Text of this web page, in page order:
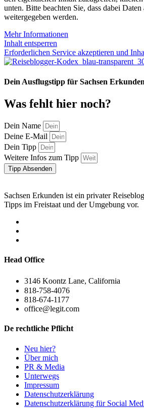
unten. Bitte beachten Sie, dass dabei
weitergegeben werden.
Mehr Informationen
Inhalt entsperren
Erforderlichen Service akzeptieren und
Dein Ausflugstipp für Sachsen Erkunden
Was fehlt hier noch?
Dein Name
Deine E-Mail
Dein Tipp
Weitere Infos zum Tipp
Tipp Absenden
Sachsen Erkunden ist ein privater
Tipps im Freistaat und der Umgebung vor.
Head Office
3146 Koontz Lane, California
818-758-4076
818-674-1177
office@legit.com
De rechtliche Pflicht
Neu hier?
Über mich
PR & Media
Unterwegs
Impressum
Datenschutzerklärung
Datenschutzerklärung für Social